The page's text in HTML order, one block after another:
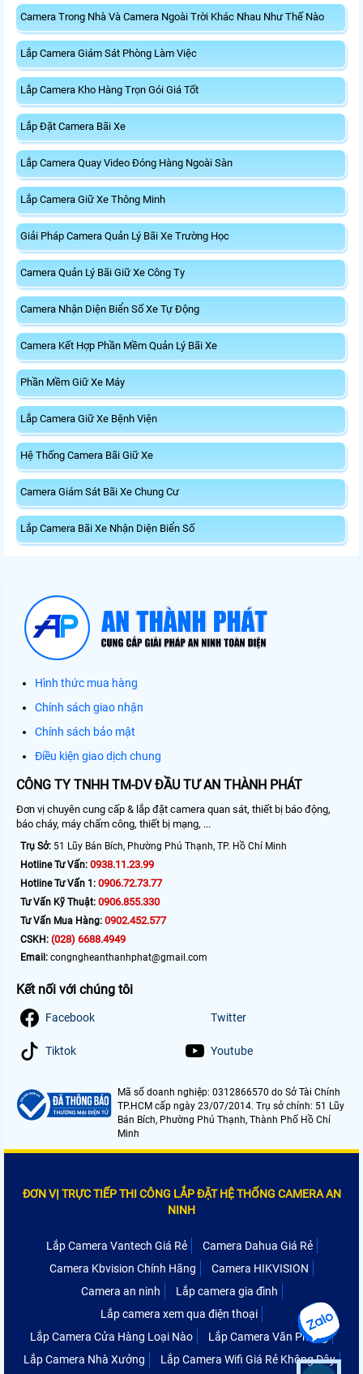
Camera Trong Nhà Và Camera Ngoài Trời Khác Nhau Như Thế Nào
Lắp Camera Giám Sát Phòng Làm Việc
Lắp Camera Kho Hàng Trọn Gói Giá Tốt
Lắp Đặt Camera Bãi Xe
Lắp Camera Quay Video Đóng Hàng Ngoài Sàn
Lắp Camera Giữ Xe Thông Minh
Giải Pháp Camera Quản Lý Bãi Xe Trường Học
Camera Quản Lý Bãi Giữ Xe Công Ty
Camera Nhận Diện Biển Số Xe Tự Động
Camera Kết Hợp Phần Mềm Quản Lý Bãi Xe
Phần Mềm Giữ Xe Máy
Lắp Camera Giữ Xe Bệnh Viện
Hệ Thống Camera Bãi Giữ Xe
Camera Giám Sát Bãi Xe Chung Cư
Lắp Camera Bãi Xe Nhận Diện Biển Số
Hình thức mua hàng
Chính sách giao nhận
Chính sách bảo mật
Điều kiện giao dịch chung
CÔNG TY TNHH TM-DV ĐẦU TƯ AN THÀNH PHÁT
Đơn vị chuyên cung cấp & lắp đặt camera quan sát, thiết bị báo động,
báo cháy, máy chấm công, thiết bị mạng, ...
Trụ Sở: 51 Lũy Bán Bích, Phường Phú Thạnh, TP. Hồ Chí Minh
Hotline Tư Vấn: 0938.11.23.99
Hotline Tư Vấn 1: 0906.72.73.77
Tư Vấn Kỹ Thuật: 0906.855.330
Tư Vấn Mua Hàng: 0902.452.577
CSKH: (028) 6688.4949
Email: congngheanthanhphat@gmail.com
Kết nối với chúng tôi
Facebook Twitter
Tiktok Youtube
Mã số doanh nghiệp: 0312866570 do Sở Tài Chính
TP.HCM cấp ngày 23/07/2014. Trụ sở chính: 51 Lũy
Bán Bích, Phường Phú Thạnh, Thành Phố Hồ Chí
Minh
ĐƠN VỊ TRỰC TIẾP THI CÔNG LẮP ĐẶT HỆ THỐNG CAMERA AN
NINH
Lắp Camera Vantech Giá Rẻ
Camera Dahua Giá Rẻ
Camera Kbvision Chính Hãng
Camera HIKVISION
Camera an ninh
Lắp camera gia đình
Lắp camera xem qua điện thoại
Lắp Camera Cửa Hàng Loại Nào
Lắp Camera Văn Phòng
Lắp Camera Nhà Xưởng
Lắp Camera Wifi Giá Rẻ Không Dây